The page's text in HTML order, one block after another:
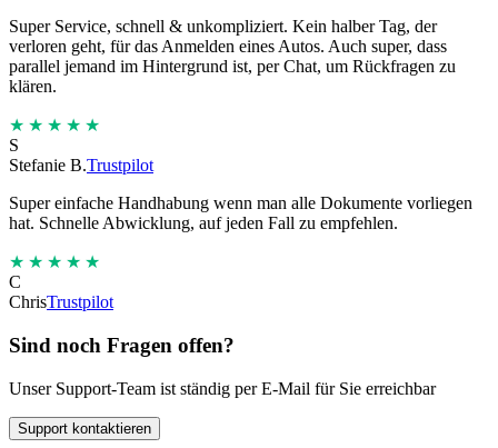
Super Service, schnell & unkompliziert. Kein halber Tag, der
verloren geht, für das Anmelden eines Autos. Auch super, dass
parallel jemand im Hintergrund ist, per Chat, um Rückfragen zu
klären.
★★★★★
S
Stefanie B.Trustpilot
Super einfache Handhabung wenn man alle Dokumente vorliegen
hat. Schnelle Abwicklung, auf jeden Fall zu empfehlen.
★★★★★
C
ChrisTrustpilot
Sind noch Fragen offen?
Unser Support-Team ist ständig per E-Mail für Sie erreichbar
Support kontaktieren